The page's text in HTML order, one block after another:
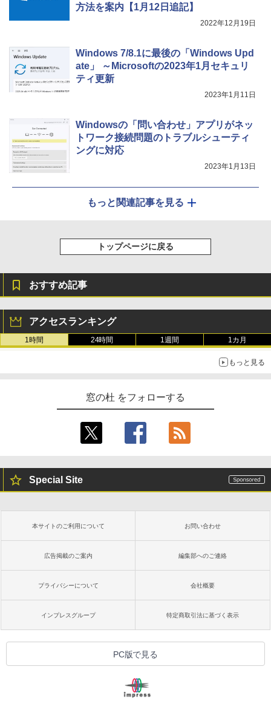
方法を案内【1月12日追記】
2022年12月19日
Windows 7/8.1に最後の「Windows Upd
ate」 ～Microsoftの2023年1月セキュリ
ティ更新
2023年1月11日
Windowsの「問い合わせ」アプリがネッ
トワーク接続問題のトラブルシューティ
ングに対応
2023年1月13日
もっと関連記事を見る
トップページに戻る
おすすめ記事
アクセスランキング
1時間 24時間 1週間 1カ月
もっと見る
窓の杜 をフォローする
Special Site
本サイトのご利用について お問い合わせ
広告掲載のご案内 編集部へのご連絡
プライバシーについて 会社概要
インプレスグループ 特定商取引法に基づく表示
PC版で見る